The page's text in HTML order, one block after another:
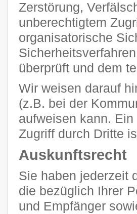
Zerstörung,
unberechtigtem
organisatorische
überprüft und dem
Wir weisen darauf
(z.B. bei der
aufweisen kann.
Zugriff durch Dritte
Auskunftsrecht
Sie haben jederzeit
die bezüglich Ihrer
und Empfänger